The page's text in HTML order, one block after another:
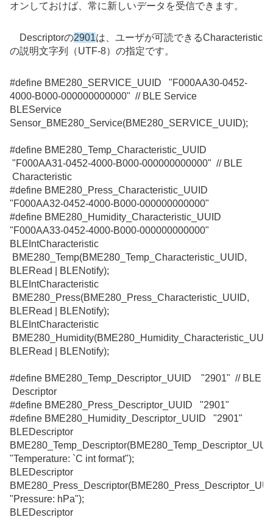
オンしておけば、常に新しいデータを受信できます。
Descriptorの2901は、ユーザが可読できるCharacteristic
の説明文字列（UTF-8）の指定です。
#define BME280_SERVICE_UUID "F000AA30-0452-
4000-B000-000000000000" // BLE Service
BLEService
Sensor_BME280_Service(BME280_SERVICE_UUID);
#define BME280_Temp_Characteristic_UUID
"F000AA31-0452-4000-B000-000000000000" // BLE
Characteristic
#define BME280_Press_Characteristic_UUID
"F000AA32-0452-4000-B000-000000000000"
#define BME280_Humidity_Characteristic_UUID
"F000AA33-0452-4000-B000-000000000000"
BLEIntCharacteristic
BME280_Temp(BME280_Temp_Characteristic_UUID,
BLERead
BLENotify);
BLEIntCharacteristic
BME280_Press(BME280_Press_Characteristic_UUID,
BLERead
BLENotify);
BLEIntCharacteristic
BME280_Humidity(BME280_Humidity_Characteristic_UUID
BLERead
BLENotify);
#define BME280_Temp_Descriptor_UUID "2901" // BLE
Descriptor
#define BME280_Press_Descriptor_UUID "2901"
#define BME280_Humidity_Descriptor_UUID "2901"
BLEDescriptor
BME280_Temp_Descriptor(
"Temperature: `C int format");
BLEDescriptor
BME280_Press_Descriptor(
"Pressure: hPa");
BLEDescriptor